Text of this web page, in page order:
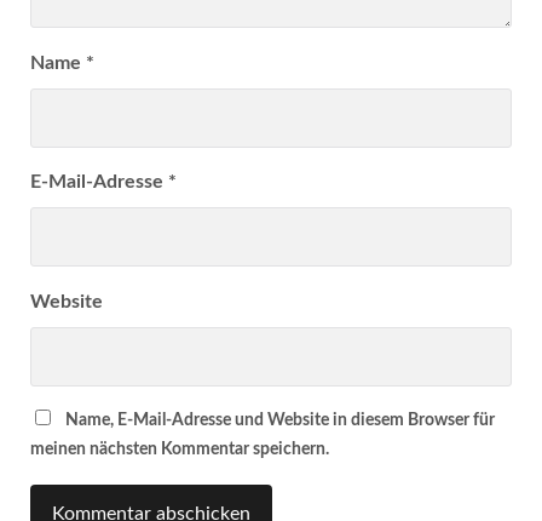
Name *
E-Mail-Adresse *
Website
Name, E-Mail-Adresse und Website in diesem Browser für
meinen nächsten Kommentar speichern.